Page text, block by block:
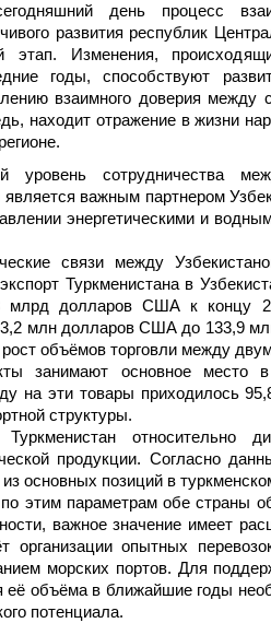
день процесс
развития республик
этап. Изменения,
годы, способствуют
взаимного доверия между
находит отражение в жизни
сотрудничества
важным партнером
энергетическими и
связи между
Туркменистана в
долларов США к концу
млн долларов США до 133,9
объёмов торговли между
занимают основное место в
на эти товары приходилось
структуры.
относительно
продукции. Согласно
основных позиций в
этим параметрам обе страны
важное значение имеет
организации опытных
морских портов. Для
её объёма в ближайшие годы
потенциала.